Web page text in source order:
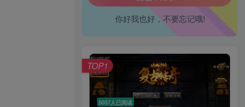
走路也有劲了！
腰也不酸了！
工作也轻松了！
你好我也好，不要忘记哦!
5037人已阅读
TOP1